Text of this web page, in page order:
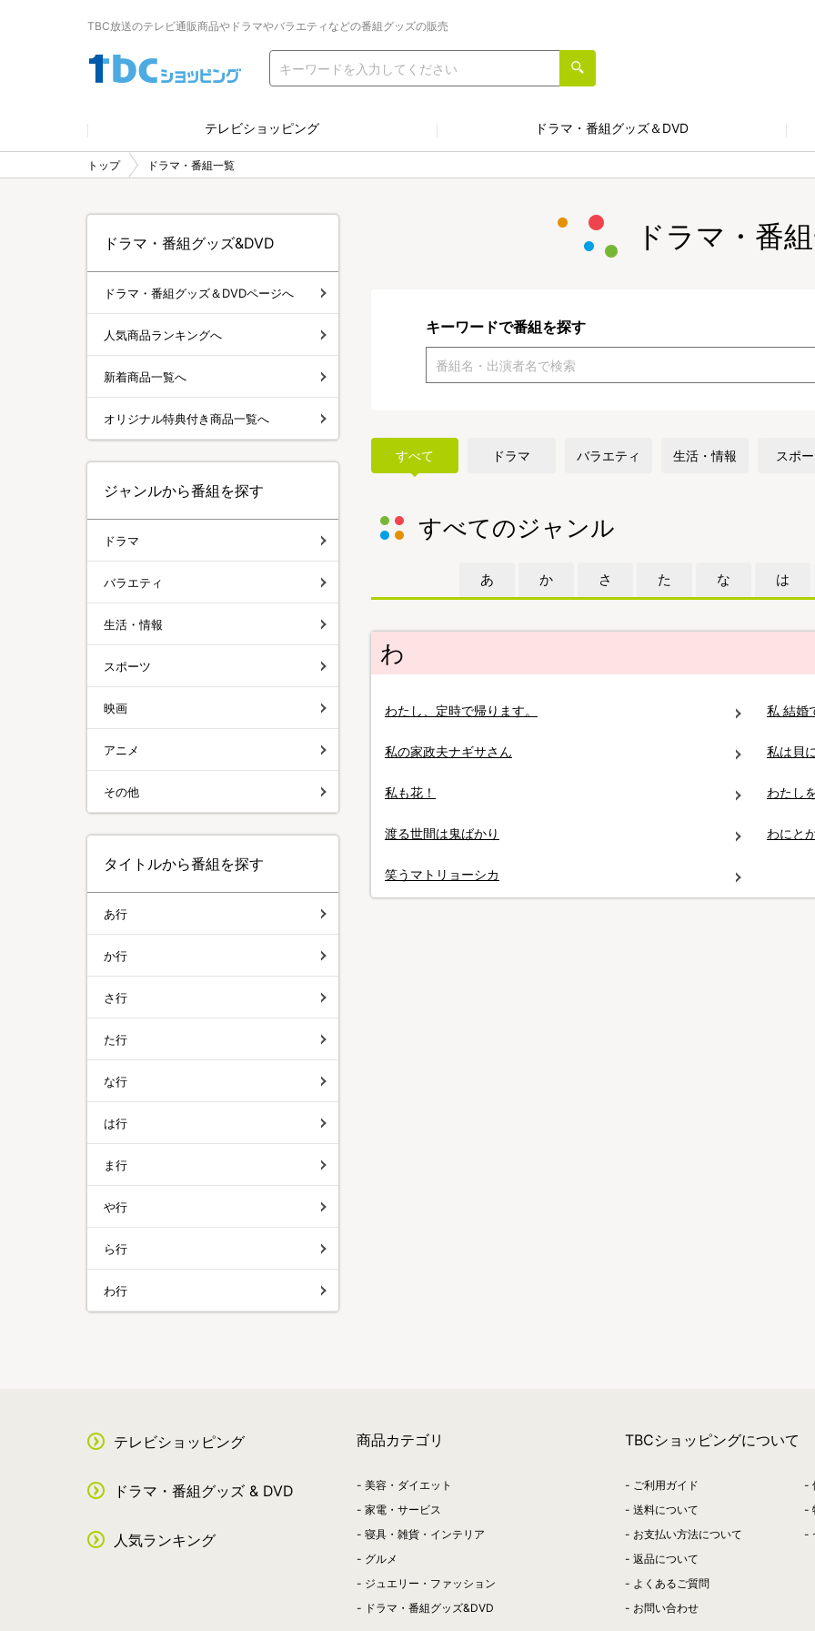
TBC放送のテレビ通販商品やドラマやバラエティなどの番組グッズの販売
テレビショッピング ドラマ・番組グッズ＆DVD
トップ ドラマ・番組一覧
ドラマ・番
キーワードで番組を探す
すべて ドラマ バラエティ 生活・情報 スポ
すべてのジャンル
あ か さ た な は
わ
わたし、定時で帰ります。 私 結婚
私の家政夫ナギサさん 私は貝
私も花！ わたし
渡る世間は鬼ばかり わにと
笑うマトリョーシカ
ドラマ・番組グッズ&DVD
ドラマ・番組グッズ＆DVDページへ
人気商品ランキングへ
新着商品一覧へ
オリジナル特典付き商品一覧へ
ジャンルから番組を探す
ドラマ
バラエティ
生活・情報
スポーツ
映画
アニメ
その他
タイトルから番組を探す
あ行
か行
さ行
た行
な行
は行
ま行
や行
ら行
わ行
テレビショッピング
ドラマ・番組グッズ & DVD
人気ランキング
商品カテゴリ
美容・ダイエット
家電・サービス
寝具・雑貨・インテリア
グルメ
ジュエリー・ファッション
ドラマ・番組グッズ&DVD
TBCショッピングについて
ご利用ガイド
送料について
お支払い方法について
返品について
よくあるご質問
お問い合わせ